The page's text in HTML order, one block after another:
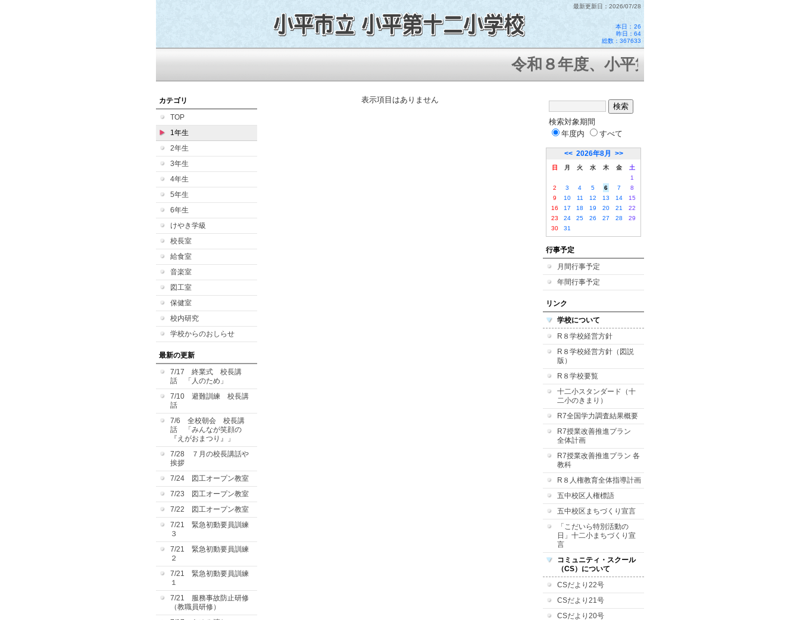
最新更新日：2026/07/28
本日： 26
昨日：64
総数：367633
令和８年度、小平第十二小学校はコミュ
カテゴリ
TOP
1年生
2年生
3年生
4年生
5年生
6年生
けやき学級
校長室
給食室
音楽室
図工室
保健室
校内研究
学校からのおしらせ
最新の更新
7/17 終業式 校長講
話 「人のため」
7/10 避難訓練 校長講
話
7/6 全校朝会 校長講
話 「みんなが笑顔の
『えがおまつり』」
7/28 ７月の校長講話や
挨拶
7/24 図工オープン教室
7/23 図工オープン教室
7/22 図工オープン教室
7/21 緊急初動要員訓練
３
7/21 緊急初動要員訓練
２
7/21 緊急初動要員訓練
１
7/21 服務事故防止研修
（教職員研修）
表示項目はありません
検索対象期間
年度内
すべて
<< 2026年8月 >>
日 月 火 水 木 金
土
1
2
3 4 5 6 7
8
9
10 11 12 13 14
15
16
17 18 19 20 21
22
23
24 25 26 27 28
29
30
31
行事予定
月間行事予定
年間行事予定
リンク
学校について
R８学校経営方針
R８学校経営方針（図説
版）
R８学校要覧
十二小スタンダード（十
二小のきまり）
R7全国学力調査結果概要
R7授業改善推進プラン
全体計画
R7授業改善推進プラン 各
教科
R８人権教育全体指導計画
五中校区人権標語
五中校区まちづくり宣言
「こだいら特別活動の
日」十二小まちづくり宣
言
コミュニティ・スクール
（CS）について
CSだより22号
CSだより21号
CSだより20号